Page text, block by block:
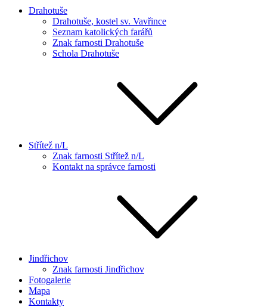
Drahotuše
Drahotuše, kostel sv. Vavřince
Seznam katolických farářů
Znak farnosti Drahotuše
Schola Drahotuše
Střítež n/L
Znak farnosti Střítež n/L
Kontakt na správce farnosti
Jindřichov
Znak farnosti Jindřichov
Fotogalerie
Mapa
Kontakty